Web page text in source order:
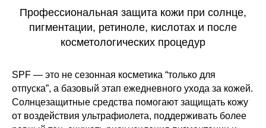
Профессиональная защита кожи при солнце,
пигментации, ретиноле, кислотах и после
косметологических процедур
SPF — это не сезонная косметика “только для
отпуска”, а базовый этап ежедневного ухода за кожей.
Солнцезащитные средства помогают защищать кожу
от воздействия ультрафиолета, поддерживать более